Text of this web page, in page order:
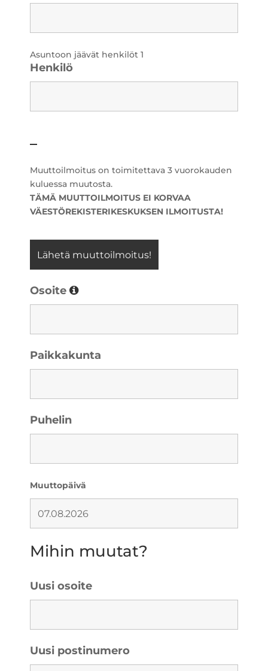
Asuntoon jäävät henkilöt 1
Henkilö
Muuttoilmoitus on toimitettava 3 vuorokauden
kuluessa muutosta.
TÄMÄ MUUTTOILMOITUS EI KORVAA
VÄESTÖREKISTERIKESKUKSEN ILMOITUSTA!
Osoite
Paikkakunta
Puhelin
Muuttopäivä
Mihin muutat?
Uusi osoite
Uusi postinumero